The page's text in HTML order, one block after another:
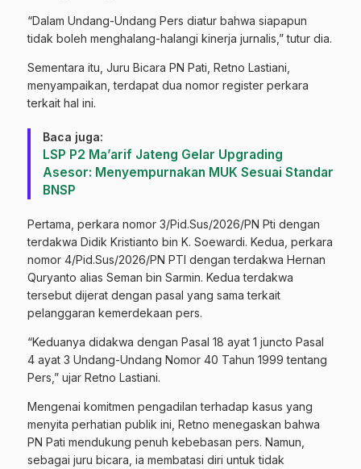
“Dalam Undang-Undang Pers diatur bahwa siapapun
tidak boleh menghalang-halangi kinerja jurnalis,” tutur dia.
Sementara itu, Juru Bicara PN Pati, Retno Lastiani,
menyampaikan, terdapat dua nomor register perkara
terkait hal ini.
Baca juga:
LSP P2 Ma’arif Jateng Gelar Upgrading
Asesor: Menyempurnakan MUK Sesuai Standar
BNSP
Pertama, perkara nomor 3/Pid.Sus/2026/PN Pti dengan
terdakwa Didik Kristianto bin K. Soewardi. Kedua, perkara
nomor 4/Pid.Sus/2026/PN PTI dengan terdakwa Hernan
Quryanto alias Seman bin Sarmin. Kedua terdakwa
tersebut dijerat dengan pasal yang sama terkait
pelanggaran kemerdekaan pers.
“Keduanya didakwa dengan Pasal 18 ayat 1 juncto Pasal
4 ayat 3 Undang-Undang Nomor 40 Tahun 1999 tentang
Pers,” ujar Retno Lastiani.
Mengenai komitmen pengadilan terhadap kasus yang
menyita perhatian publik ini, Retno menegaskan bahwa
PN Pati mendukung penuh kebebasan pers. Namun,
sebagai juru bicara, ia membatasi diri untuk tidak